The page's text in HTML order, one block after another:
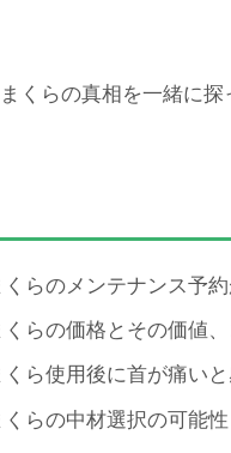
くらの真相を一緒に探
くらのメンテナンス予
くらの価格とその価値
くら使用後に首が痛い
くらの中材選択の可能